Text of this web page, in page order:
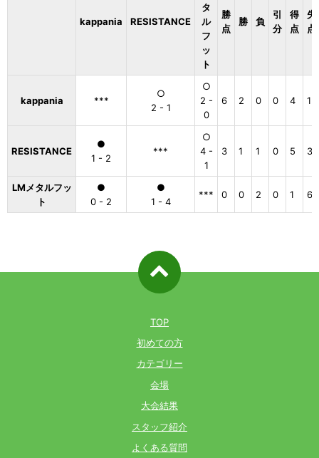
kappania RESISTANCE
タ
ル
フ
ッ
ト
勝
点
勝 負
引
分
得
点
失
点
kappania ***
○
2 - 1
○
2 -
0
6 2 0 0 4 1
RESISTANCE
●
1 - 2
***
○
4 -
1
3 1 1 0 5 3
LMメタルフッ
ト
●
0 - 2
●
1 - 4
*** 0 0 2 0 1 6
TOP
初めての方
カテゴリー
会場
大会結果
スタッフ紹介
よくある質問